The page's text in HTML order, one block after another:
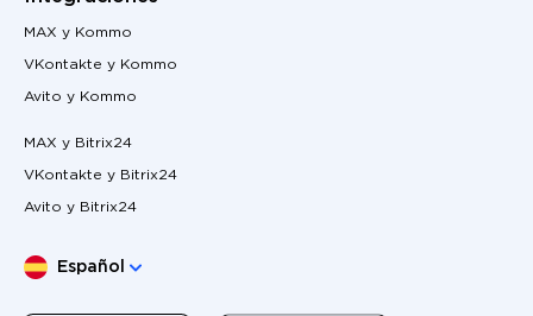
MAX y Kommo
VKontakte y Kommo
Avito y Kommo
MAX y Bitrix24
VKontakte y Bitrix24
Avito y Bitrix24
Elige lengua
Español